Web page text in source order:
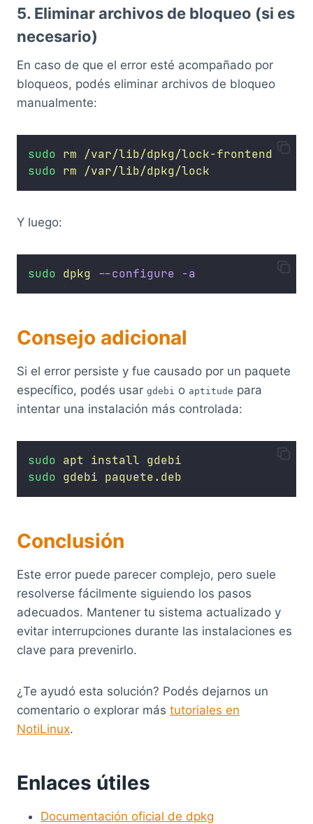
5. Eliminar archivos de bloqueo (si es
necesario)
En caso de que el error esté acompañado por
bloqueos, podés eliminar archivos de bloqueo
manualmente:
sudo rm
/var/lib/dpkg/lock-frontend
sudo rm /var/lib/dpkg/lock
Y luego:
sudo dpkg --configure -a
Consejo adicional
Si el error persiste y fue causado por un paquete
específico, podés usar gdebi o aptitude para
intentar una instalación más controlada:
sudo apt install gdebi
sudo gdebi paquete.deb
Conclusión
Este error puede parecer complejo, pero suele
resolverse fácilmente siguiendo los pasos
adecuados. Mantener tu sistema actualizado y
evitar interrupciones durante las instalaciones es
clave para prevenirlo.
¿Te ayudó esta solución? Podés dejarnos un
comentario o explorar más tutoriales en
NotiLinux.
Enlaces útiles
Documentación oficial de dpkg